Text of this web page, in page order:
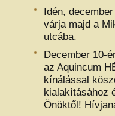
Idén,
várja majd a
utcába.
December 10-
az Aquincum
kínálással
kialakításához
Önöktől!